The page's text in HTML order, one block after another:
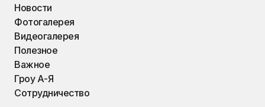
Новости
Фотогалерея
Видеогалерея
Полезное
Важное
Гроу А-Я
Сотрудничество